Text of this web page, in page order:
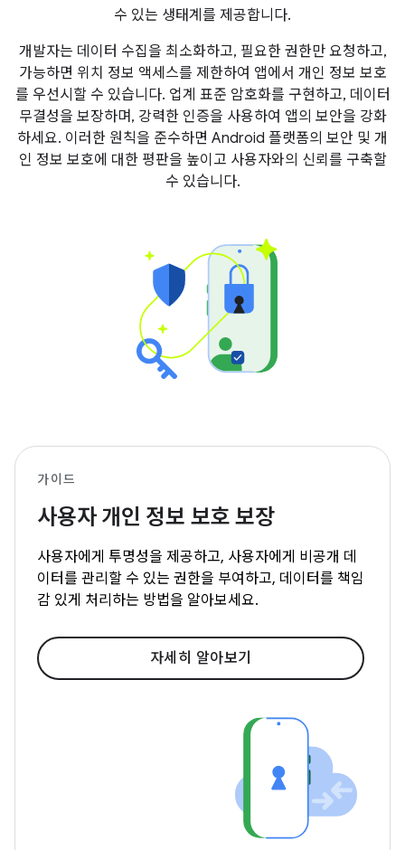
수 있는 생태계를 제공합니다.
개발자는 데이터 수집을 최소화하고, 필요한 권한만 요청하고,
가능하면 위치 정보 액세스를 제한하여 앱에서 개인 정보 보호
를 우선시할 수 있습니다. 업계 표준 암호화를 구현하고, 데이터
무결성을 보장하며, 강력한 인증을 사용하여 앱의 보안을 강화
하세요. 이러한 원칙을 준수하면 Android 플랫폼의 보안 및 개
인 정보 보호에 대한 평판을 높이고 사용자와의 신뢰를 구축할
수 있습니다.
가이드
사용자 개인 정보 보호 보장
사용자에게 투명성을 제공하고, 사용자에게 비공개 데
이터를 관리할 수 있는 권한을 부여하고, 데이터를 책임
감 있게 처리하는 방법을 알아보세요.
자세히 알아보기